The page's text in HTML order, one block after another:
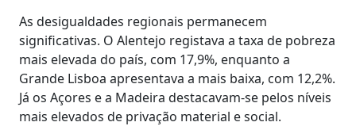
As desigualdades regionais permanecem
significativas. O Alentejo registava a taxa de pobreza
mais elevada do país, com 17,9%, enquanto a
Grande Lisboa apresentava a mais baixa, com 12,2%.
Já os Açores e a Madeira destacavam-se pelos níveis
mais elevados de privação material e social.